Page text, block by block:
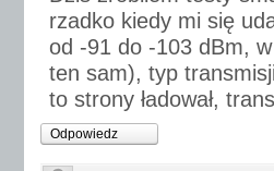
rzadko kiedy mi się
od -91 do -103 dBm,
ten sam), typ
to strony ładował,
Odpowiedz